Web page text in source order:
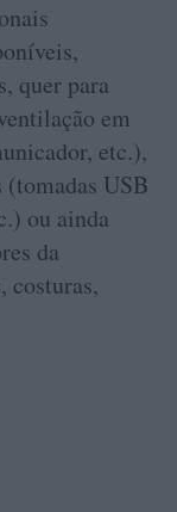
quer para
em
etc.),
(tomadas USB
ou ainda
da
costuras,